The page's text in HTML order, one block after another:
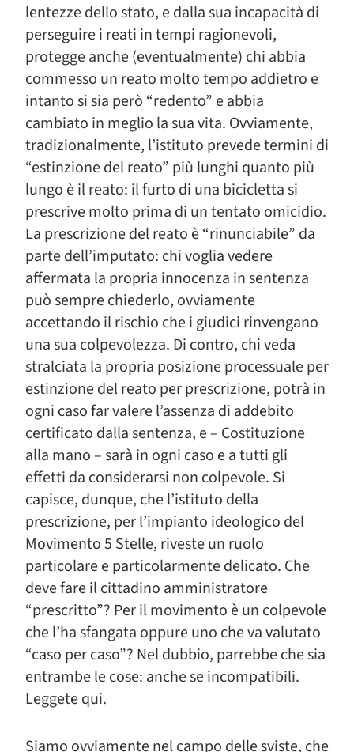
lentezze dello stato, e dalla sua incapacità di
perseguire i reati in tempi ragionevoli,
protegge anche (eventualmente) chi abbia
commesso un reato molto tempo addietro e
intanto si sia però “redento” e abbia
cambiato in meglio la sua vita. Ovviamente,
tradizionalmente, l’istituto prevede termini di
“estinzione del reato” più lunghi quanto più
lungo è il reato: il furto di una bicicletta si
prescrive molto prima di un tentato omicidio.
La prescrizione del reato è “rinunciabile” da
parte dell’imputato: chi voglia vedere
affermata la propria innocenza in sentenza
può sempre chiederlo, ovviamente
accettando il rischio che i giudici rinvengano
una sua colpevolezza. Di contro, chi veda
stralciata la propria posizione processuale per
estinzione del reato per prescrizione, potrà in
ogni caso far valere l’assenza di addebito
certificato dalla sentenza, e – Costituzione
alla mano – sarà in ogni caso e a tutti gli
effetti da considerarsi non colpevole. Si
capisce, dunque, che l’istituto della
prescrizione, per l’impianto ideologico del
Movimento 5 Stelle, riveste un ruolo
particolare e particolarmente delicato. Che
deve fare il cittadino amministratore
“prescritto”? Per il movimento è un colpevole
che l’ha sfangata oppure uno che va valutato
“caso per caso”? Nel dubbio, parrebbe che sia
entrambe le cose: anche se incompatibili.
Leggete qui.
Siamo ovviamente nel campo delle sviste, che